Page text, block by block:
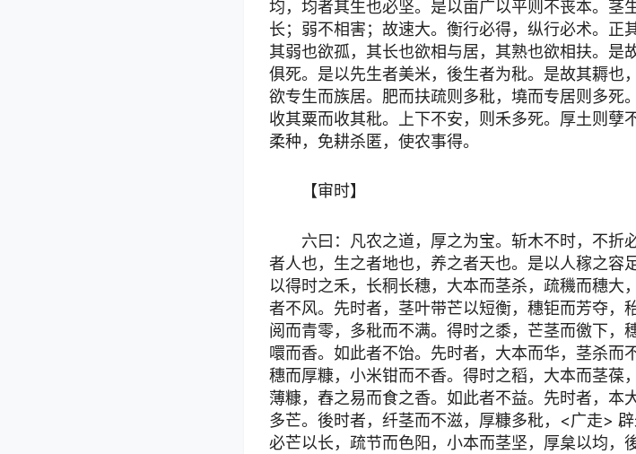
均，均者其生也必坚。是以亩广以平则不丧本。茎
长；弱不相害；故速大。衡行必得，纵行必术。正
其弱也欲孤，其长也欲相与居，其熟也欲相扶。是
俱死。是以先生者美米，後生者为秕。是故其耨也
欲专生而族居。肥而扶疏则多秕，墝而专居则多死
收其粟而收其秕。上下不安，则禾多死。厚土则孽
柔种，免耕杀匿，使农事得。
【审时】
六曰：凡农之道，厚之为宝。斩木不时，不折
者人也，生之者地也，养之者天也。是以人稼之容
以得时之禾，长秱长穗，大本而茎杀，疏穖而穗大
者不风。先时者，茎叶带芒以短衡，穗钜而芳夺，
阅而青零，多秕而不满。得时之黍，芒茎而徼下，
噮而香。如此者不饴。先时者，大本而华，茎杀而
穗而厚糠，小米钳而不香。得时之稻，大本而茎葆
薄糠，舂之易而食之香。如此者不益。先时者，本
多芒。後时者，纤茎而不滋，厚糠多秕，<广走>
必芒以长，疏节而色阳，小本而茎坚，厚枲以均，